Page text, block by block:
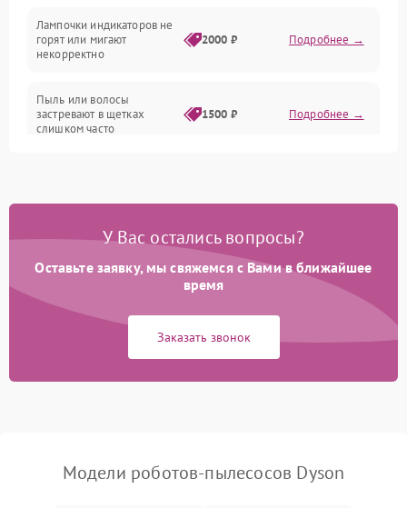
Батарея
Программные сбои
Лампочки индикаторов не
горят или мигают
некорректно
2000 ₽ Подробнее →
Пыль или волосы
застревают в щетках
слишком часто
1500 ₽ Подробнее →
У Вас остались вопросы?
Оставьте заявку, мы свяжемся с Вами в ближайшее
время
Заказать звонок
Модели роботов-пылесосов Dyson